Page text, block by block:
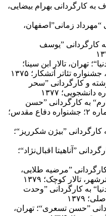
به کارگردانی بهرام بیضایی،
“مهرداد زمانی”اصفهان،
کارگردانی ”یوسف
تهران، تالار ابن سینا؛
و کارگردانی ”سحر
۱۳۷۷
به کارگردانی ”حسن
تسعیری“؛، تهران، تئاترشهر، تالار شماره ۲؛ جشنواره دفاع مقدس؛
”بیژن شکرریز“؛
”آناهیتا اقبال‌نژاد“؛
”مرضیه طلایی،
تالار کوچک؛ ۱۳۷۹
به کارگردانی ”وحدت
۱۳۷۹
”حسن تسعری“؛ تهران،